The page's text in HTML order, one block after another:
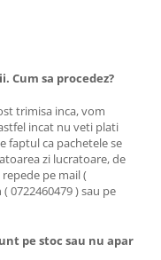
Cum sa procedez?
trimisa inca, vom
incat nu veti plati
faptul ca pachetele se
zi lucratoare, de
pe mail (
0722460479 ) sau pe
pe stoc sau nu apar